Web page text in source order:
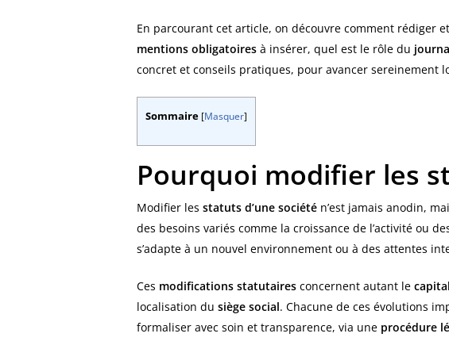
En parcourant cet article, on découvre comment rédiger
mentions obligatoires à insérer, quel est le rôle du
concret et conseils pratiques, pour avancer sereinement
Sommaire [Masquer]
Pourquoi modifier les
Modifier les statuts d’une société n’est jamais anodin,
des besoins variés comme la croissance de l’activité ou
s’adapte à un nouvel environnement ou à des attentes
Ces modifications statutaires concernent autant le
localisation du siège social. Chacune de ces évolutions
formaliser avec soin et transparence, via une procédure